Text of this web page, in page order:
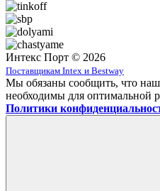
Интекс Порт © 2026
Поставщикам Intex и Bestway
Мы обязаны сообщить, что наш
необходимы для оптимальной
Политики